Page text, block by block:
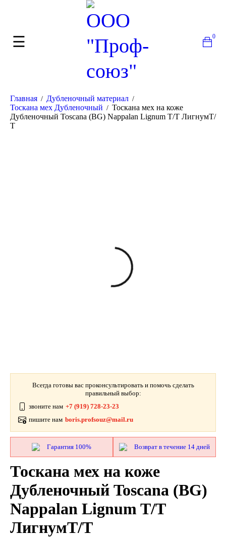
0
Главная / Дубленочный материал /
Тоскана мех Дубленочный / Тоскана мех на коже
Дубленочный Toscana (BG) Nappalan Lignum T/T ЛигнумТ/
Т
Всегда готовы вас проконсультировать и помочь сделать
правильный выбор:
звоните нам +7 (919) 728-23-23
пишите нам boris.profsouz@mail.ru
Гарантия 100% Возврат в течение 14 дней
Тоскана мех на коже
Дубленочный Toscana (BG)
Nappalan Lignum T/T
ЛигнумТ/Т